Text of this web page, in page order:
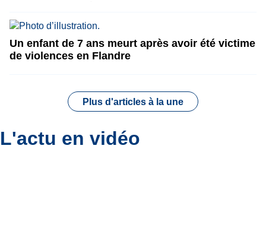
Un enfant de 7 ans meurt après avoir été victime
de violences en Flandre
Plus d'articles à la une
L'actu en vidéo